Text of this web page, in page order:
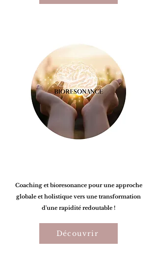
Coaching et bioresonance pour une approche
globale et holistique vers une transformation
d'une rapidité redoutable !
Découvrir